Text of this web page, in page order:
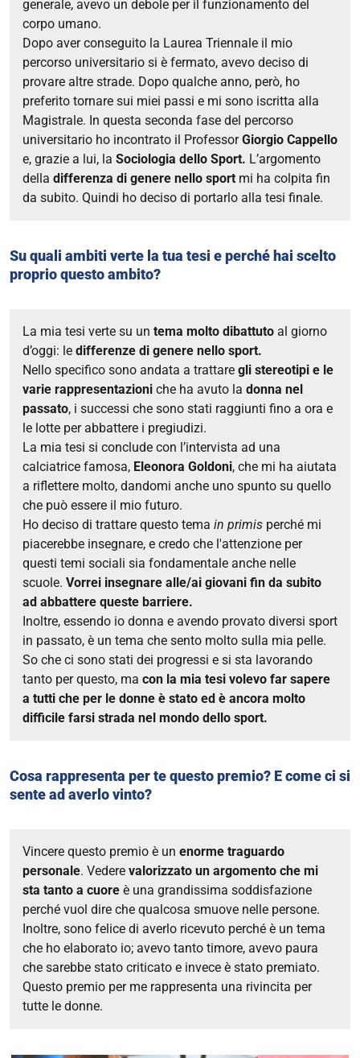
generale, avevo un debole per il funzionamento del
corpo umano.
Dopo aver conseguito la Laurea Triennale il mio
percorso universitario si è fermato, avevo deciso di
provare altre strade. Dopo qualche anno, però, ho
preferito tornare sui miei passi e mi sono iscritta alla
Magistrale. In questa seconda fase del percorso
universitario ho incontrato il ProfessorGiorgio Cappello
e, grazie a lui, la Sociologia dello Sport. L’argomento
della differenza di genere nello sport mi ha colpita fin
da subito. Quindi ho deciso di portarlo alla tesi finale.
Su quali ambiti verte la tua tesi e perché hai scelto
proprio questo ambito?
La mia tesi verte su un tema molto dibattuto al giorno
d’oggi: le differenze di genere nello sport.
Nello specifico sono andata a trattare gli stereotipi e le
varie rappresentazioni che ha avuto la donna nel
passato, i successi che sono stati raggiunti fino a ora e
le lotte per abbattere i pregiudizi.
La mia tesi si conclude con l’intervista ad una
calciatrice famosa, Eleonora Goldoni, che mi ha aiutata
a riflettere molto, dandomi anche uno spunto su quello
che può essere il mio futuro.
Ho deciso di trattare questo tema in primis perché mi
piacerebbe insegnare, e credo che l'attenzione per
questi temi sociali sia fondamentale anche nelle
scuole. Vorrei insegnare alle/ai giovani fin da subito
ad abbattere queste barriere.
Inoltre, essendo io donna e avendo provato diversi sport
in passato, è un tema che sento molto sulla mia pelle.
So che ci sono stati dei progressi e si sta lavorando
tanto per questo, ma con la mia tesi volevo far sapere
a tutti che per le donne è stato ed è ancora molto
difficile farsi strada nel mondo dello sport.
Cosa rappresenta per te questo premio? E come ci si
sente ad averlo vinto?
Vincere questo premio è un enorme traguardo
personale. Vedere valorizzato un argomento che mi
sta tanto a cuore è una grandissima soddisfazione
perché vuol dire che qualcosa smuove nelle persone.
Inoltre, sono felice di averlo ricevuto perché è un tema
che ho elaborato io; avevo tanto timore, avevo paura
che sarebbe stato criticato e invece è stato premiato.
Questo premio per me rappresenta una rivincita per
tutte le donne.